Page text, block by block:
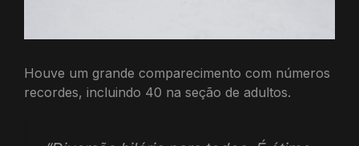
Houve um grande comparecimento com números
recordes, incluindo 40 na seção de adultos.